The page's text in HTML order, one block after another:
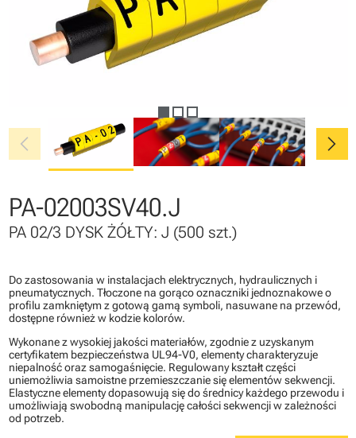
chevron_left chevron_right
PA-02003SV40.J
PA 02/3 DYSK ŻÓŁTY: J (500 szt.)
Do zastosowania w instalacjach elektrycznych, hydraulicznych i
pneumatycznych. Tłoczone na gorąco oznaczniki jednoznakowe o
profilu zamkniętym z gotową gamą symboli, nasuwane na przewód,
dostępne również w kodzie kolorów.
Wykonane z wysokiej jakości materiałów, zgodnie z uzyskanym
certyfikatem bezpieczeństwa UL94-V0, elementy charakteryzuje
niepalność oraz samogaśnięcie. Regulowany kształt części
uniemożliwia samoistne przemieszczanie się elementów sekwencji.
Elastyczne elementy dopasowują się do średnicy każdego przewodu i
umożliwiają swobodną manipulację całości sekwencji w zależności
od potrzeb.